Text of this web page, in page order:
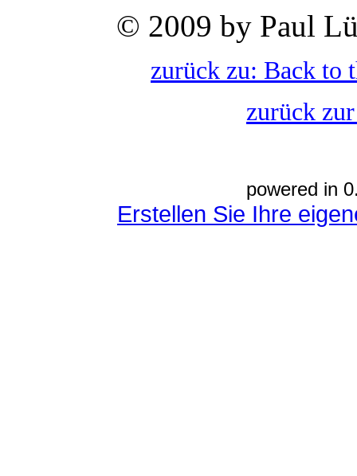
© 2009 by Paul
zurück zu: Back to
zurück
powered in
Erstellen Sie Ihre